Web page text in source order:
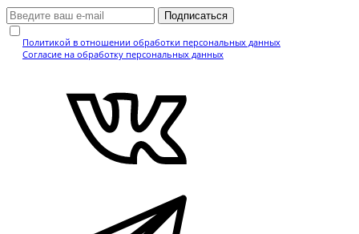
Подписаться
Политикой в отношении обработки персональных данных
Согласие на обработку персональных данных